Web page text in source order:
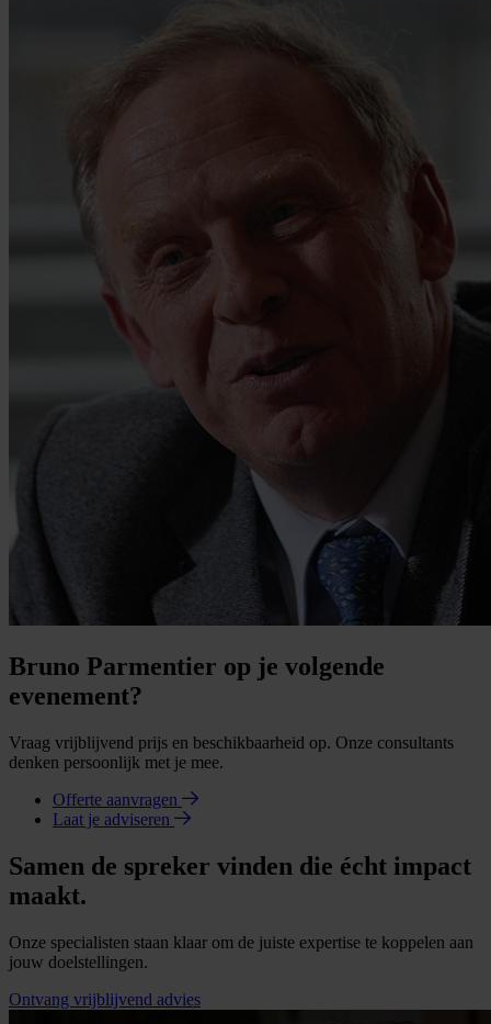
Bruno Parmentier op je volgende
evenement?
Vraag vrijblijvend prijs en beschikbaarheid op. Onze consultants
denken persoonlijk met je mee.
Offerte aanvragen
Laat je adviseren
Samen de spreker vinden die écht impact
maakt.
Onze specialisten staan klaar om de juiste expertise te koppelen aan
jouw doelstellingen.
Ontvang vrijblijvend advies